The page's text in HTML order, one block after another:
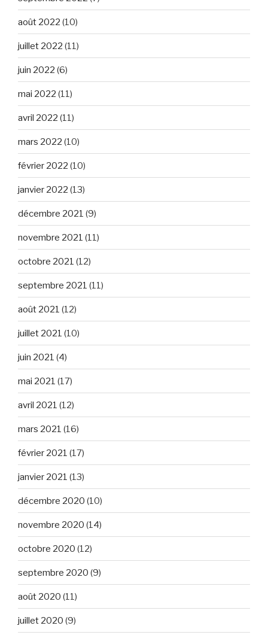
août 2022 (10)
juillet 2022 (11)
juin 2022 (6)
mai 2022 (11)
avril 2022 (11)
mars 2022 (10)
février 2022 (10)
janvier 2022 (13)
décembre 2021 (9)
novembre 2021 (11)
octobre 2021 (12)
septembre 2021 (11)
août 2021 (12)
juillet 2021 (10)
juin 2021 (4)
mai 2021 (17)
avril 2021 (12)
mars 2021 (16)
février 2021 (17)
janvier 2021 (13)
décembre 2020 (10)
novembre 2020 (14)
octobre 2020 (12)
septembre 2020 (9)
août 2020 (11)
juillet 2020 (9)